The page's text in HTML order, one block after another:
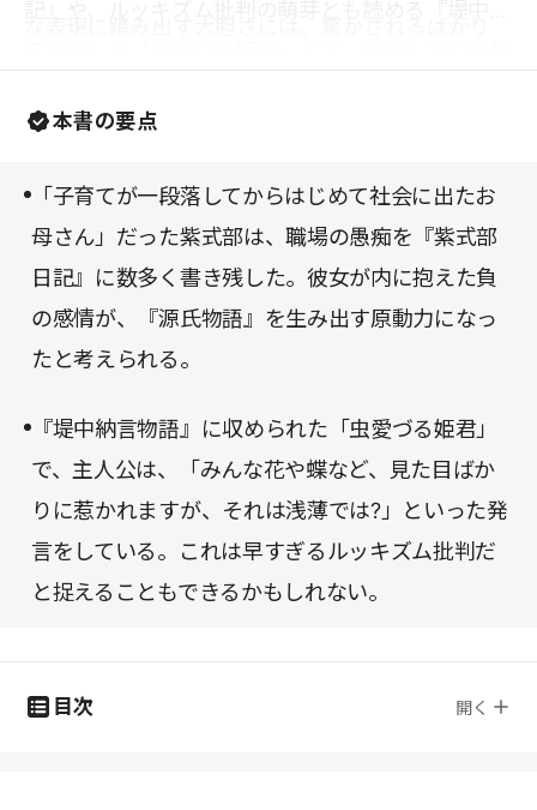
だ。
どに、古典文学を愛おしく感じている自分に気づく
本書の要点
「子育てが一段落してからはじめて社会に出たお
母さん」だった紫式部は、職場の愚痴を『紫式部
日記』に数多く書き残した。彼女が内に抱えた負
の感情が、『源氏物語』を生み出す原動力になっ
たと考えられる。
『堤中納言物語』に収められた「虫愛づる姫君」
で、主人公は、「みんな花や蝶など、見た目ばか
りに惹かれますが、それは浅薄では?」といった発
言をしている。これは早すぎるルッキズム批判だ
と捉えることもできるかもしれない。
目次 開く